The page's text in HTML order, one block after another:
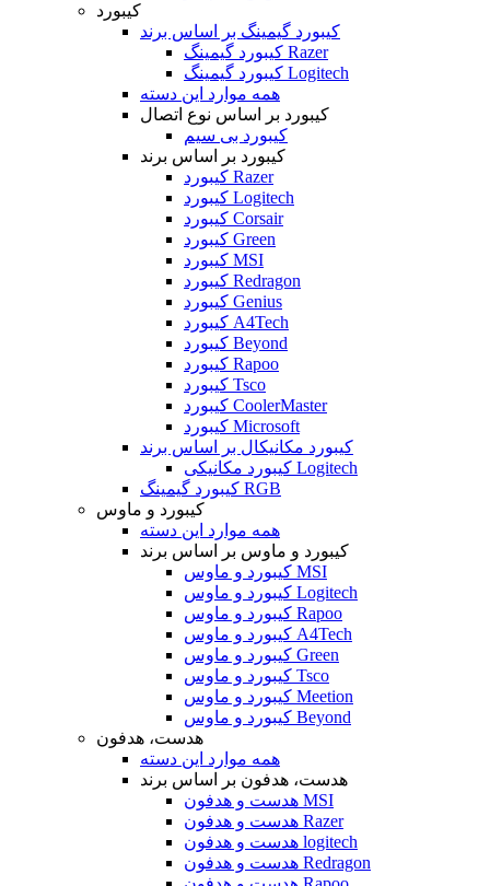
کیبورد
کیبورد گیمینگ بر اساس برند
کیبورد گیمینگ Razer
کیبورد گیمینگ Logitech
همه موارد این دسته
کیبورد بر اساس نوع اتصال
کیبورد بی سیم
کیبورد بر اساس برند
کیبورد Razer
کیبورد Logitech
کیبورد Corsair
کیبورد Green
کیبورد MSI
کیبورد Redragon
کیبورد Genius
کیبورد A4Tech
کیبورد Beyond
کیبورد Rapoo
کیبورد Tsco
کیبورد CoolerMaster
کیبورد Microsoft
کیبورد مکانیکال بر اساس برند
کیبورد مکانیکی Logitech
کیبورد گیمینگ RGB
کیبورد و ماوس
همه موارد این دسته
کیبورد و ماوس بر اساس برند
کیبورد و ماوس MSI
کیبورد و ماوس Logitech
کیبورد و ماوس Rapoo
کیبورد و ماوس A4Tech
کیبورد و ماوس Green
کیبورد و ماوس Tsco
کیبورد و ماوس Meetion
کیبورد و ماوس Beyond
هدست، هدفون
همه موارد این دسته
هدست، هدفون بر اساس برند
هدست و هدفون MSI
هدست و هدفون Razer
هدست و هدفون logitech
هدست و هدفون Redragon